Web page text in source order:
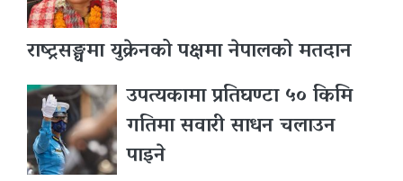
राष्ट्रसङ्घमा युक्रेनको पक्षमा नेपालको मतदान
उपत्यकामा प्रतिघण्टा ५० किमि
गतिमा सवारी साधन चलाउन
पाइने